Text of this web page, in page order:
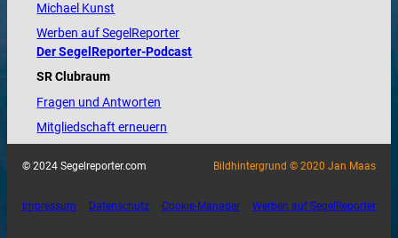
Michael Kunst
Werben auf SegelReporter
Der SegelReporter-Podcast
SR Clubraum
Fragen und Antworten
Mitgliedschaft erneuern
© 2024 Segelreporter.com Bildhintergrund © 2020 Jan Maas
Impressum Datenschutz Cookie-Manager Werben auf SegelReporter